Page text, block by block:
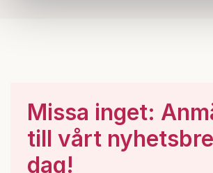
Missa inget:
till vårt
dag!